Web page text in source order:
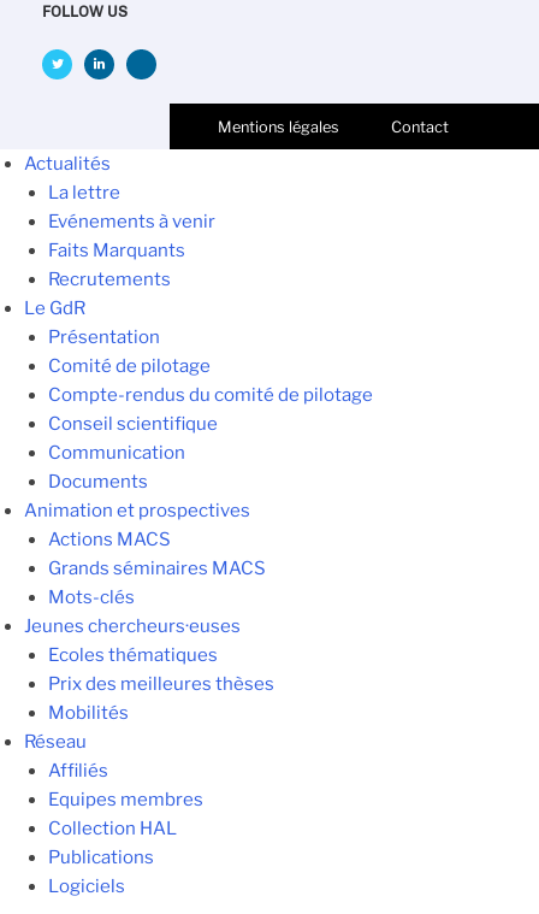
FOLLOW US
Mentions légales Contact
Actualités
La lettre
Evénements à venir
Faits Marquants
Recrutements
Le GdR
Présentation
Comité de pilotage
Compte-rendus du comité de pilotage
Conseil scientifique
Communication
Documents
Animation et prospectives
Actions MACS
Grands séminaires MACS
Mots-clés
Jeunes chercheurs·euses
Ecoles thématiques
Prix des meilleures thèses
Mobilités
Réseau
Affiliés
Equipes membres
Collection HAL
Publications
Logiciels